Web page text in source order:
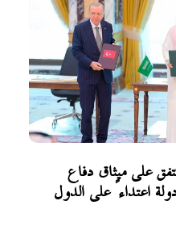
على ميثاق دفاع
اعتداءً على الدول